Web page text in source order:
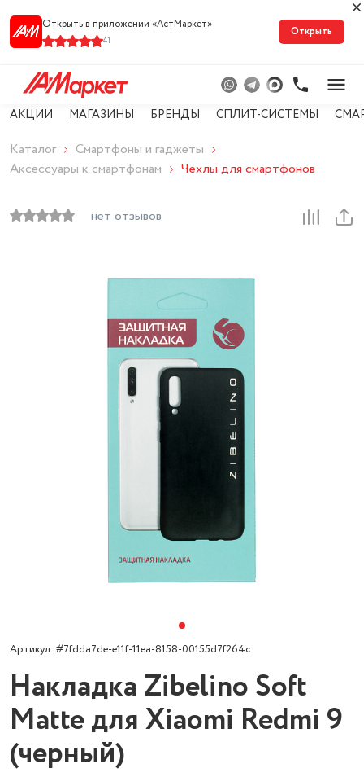
Открыть в приложении «АстМарке‪т‬»
41
Открыть
АКЦИИ МАГАЗИНЫ БРЕНДЫ СПЛИТ-СИСТЕМЫ
Каталог
Смартфоны и гаджеты
Аксессуары к смартфонам
Чехлы для смартфонов
нет отзывов
Артикул: #7fdda7de-e11f-11ea-8158-00155d7f264c
Накладка Zibelino Soft
Matte для Xiaomi Redmi 9
(черный)